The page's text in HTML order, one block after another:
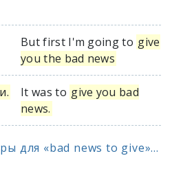
But first I'm going to give
you the bad news
It was to give you bad
news.
для «bad news to give»...